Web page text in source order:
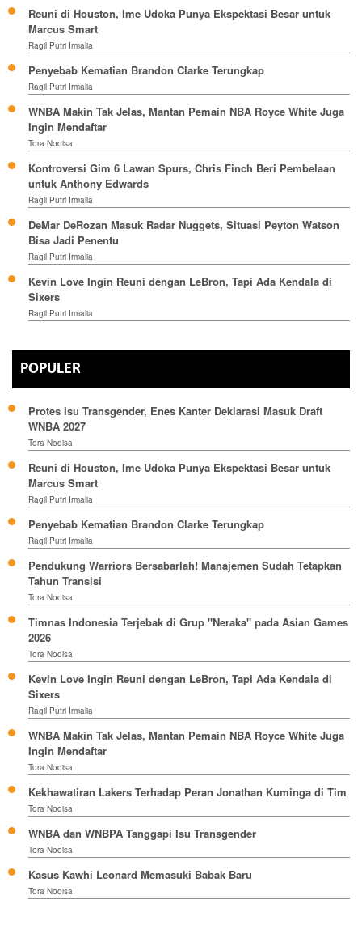
Reuni di Houston, Ime Udoka Punya Ekspektasi Besar untuk
Marcus Smart
Ragil Putri Irmalia
Penyebab Kematian Brandon Clarke Terungkap
Ragil Putri Irmalia
WNBA Makin Tak Jelas, Mantan Pemain NBA Royce White Juga
Ingin Mendaftar
Tora Nodisa
Kontroversi Gim 6 Lawan Spurs, Chris Finch Beri Pembelaan
untuk Anthony Edwards
Ragil Putri Irmalia
DeMar DeRozan Masuk Radar Nuggets, Situasi Peyton Watson
Bisa Jadi Penentu
Ragil Putri Irmalia
Kevin Love Ingin Reuni dengan LeBron, Tapi Ada Kendala di
Sixers
Ragil Putri Irmalia
POPULER
Protes Isu Transgender, Enes Kanter Deklarasi Masuk Draft
WNBA 2027
Tora Nodisa
Reuni di Houston, Ime Udoka Punya Ekspektasi Besar untuk
Marcus Smart
Ragil Putri Irmalia
Penyebab Kematian Brandon Clarke Terungkap
Ragil Putri Irmalia
Pendukung Warriors Bersabarlah! Manajemen Sudah Tetapkan
Tahun Transisi
Tora Nodisa
Timnas Indonesia Terjebak di Grup "Neraka" pada Asian Games
2026
Tora Nodisa
Kevin Love Ingin Reuni dengan LeBron, Tapi Ada Kendala di
Sixers
Ragil Putri Irmalia
WNBA Makin Tak Jelas, Mantan Pemain NBA Royce White Juga
Ingin Mendaftar
Tora Nodisa
Kekhawatiran Lakers Terhadap Peran Jonathan Kuminga di Tim
Tora Nodisa
WNBA dan WNBPA Tanggapi Isu Transgender
Tora Nodisa
Kasus Kawhi Leonard Memasuki Babak Baru
Tora Nodisa